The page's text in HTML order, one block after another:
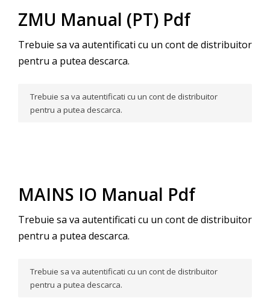
ZMU Manual (PT) Pdf
Trebuie sa va autentificati cu un cont de distribuitor
pentru a putea descarca.
Trebuie sa va autentificati cu un cont de distribuitor
pentru a putea descarca.
MAINS IO Manual Pdf
Trebuie sa va autentificati cu un cont de distribuitor
pentru a putea descarca.
Trebuie sa va autentificati cu un cont de distribuitor
pentru a putea descarca.